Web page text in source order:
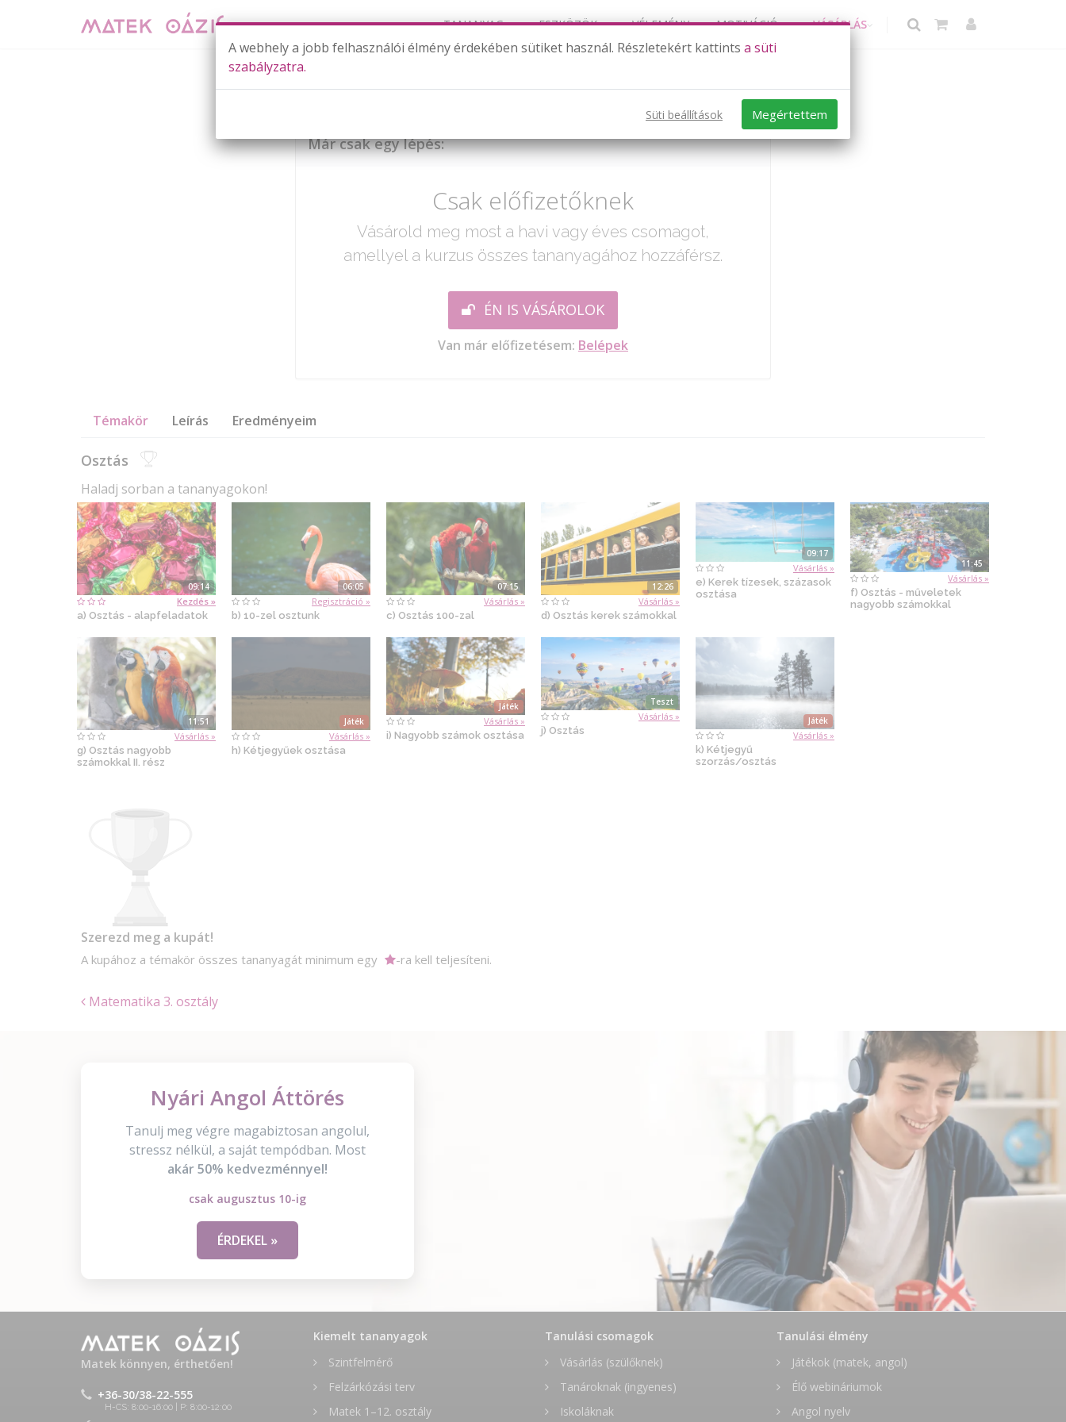
TANANYAG ESZKÖZÖK VÉLEMÉNY MOTIVÁCIÓ VÁSÁRLÁS
Már csak egy lépés:
Csak előfizetőknek
Vásárold meg most a havi vagy éves csomagot,
amellyel a kurzus összes tananyagához hozzáférsz.
ÉN IS VÁSÁROLOK
Van már előfizetésem: Belépek
Témakör Leírás Eredményeim
Osztás
Haladj sorban a tananyagokon!
09:14
Kezdés »
a) Osztás - alapfeladatok
06:05
Regisztráció »
b) 10-zel osztunk
07:15
Vásárlás »
c) Osztás 100-zal
12:26
Vásárlás »
d) Osztás kerek számokkal
09:17
Vásárlás »
e) Kerek tízesek, százasok
osztása
11:45
Vásárlás »
f) Osztás - műveletek
nagyobb számokkal
11:51
Vásárlás »
g) Osztás nagyobb
számokkal II. rész
Játék
Vásárlás »
h) Kétjegyűek osztása
Játék
Vásárlás »
i) Nagyobb számok osztása
Teszt
Vásárlás »
j) Osztás
Játék
Vásárlás »
k) Kétjegyű
szorzás/osztás
Szerezd meg a kupát!
A kupához a témakör összes tananyagát minimum egy -ra kell teljesíteni.
Matematika 3. osztály
Nyári Angol Áttörés
Tanulj meg végre magabiztosan angolul,
stressz nélkül, a saját tempódban. Most
akár 50% kedvezménnyel!
csak augusztus 10-ig
ÉRDEKEL »
Matek könnyen, érthetően!
+36-30/38-22-555
H-CS: 8:00-16:00 | P: 8:00-12:00
Kiemelt tananyagok
Szintfelmérő
Felzárkózási terv
Matek 1–12. osztály
Tanulási csomagok
Vásárlás (szülőknek)
Tanároknak (ingyenes)
Iskoláknak
Tanulási élmény
Játékok (matek, angol)
Élő webináriumok
Angol nyelv
A webhely a jobb felhasználói élmény érdekében sütiket használ. Részletekért kattints a süti
szabályzatra.
Süti beállítások Megértettem